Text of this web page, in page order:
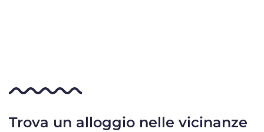
Trova un alloggio nelle vicinanze